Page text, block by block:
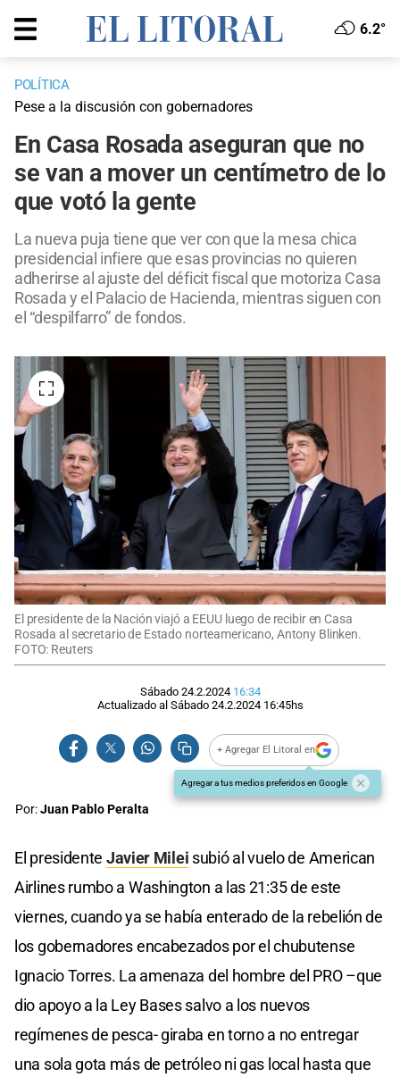
6.2°
POLÍTICA
Pese a la discusión con gobernadores
En Casa Rosada aseguran que no
se van a mover un centímetro de lo
que votó la gente
La nueva puja tiene que ver con que la mesa chica
presidencial infiere que esas provincias no quieren
adherirse al ajuste del déficit fiscal que motoriza Casa
Rosada y el Palacio de Hacienda, mientras siguen con
el “despilfarro” de fondos.
El presidente de la Nación viajó a EEUU luego de recibir en Casa
Rosada al secretario de Estado norteamericano, Antony Blinken.
FOTO: Reuters
Sábado 24.2.2024 16:34
Actualizado al Sábado 24.2.2024 16:45hs
+ Agregar El Litoral en
Agregar a tus medios preferidos en Google
Por:Juan Pablo Peralta
El presidente Javier Milei subió al vuelo de American
Airlines rumbo a Washington a las 21:35 de este
viernes, cuando ya se había enterado de la rebelión de
los gobernadores encabezados por el chubutense
Ignacio Torres. La amenaza del hombre del PRO –que
dio apoyo a la Ley Bases salvo a los nuevos
regímenes de pesca- giraba en torno a no entregar
una sola gota más de petróleo ni gas local hasta que